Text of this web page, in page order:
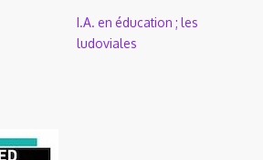
I.A. en éducation ; les
ludoviales